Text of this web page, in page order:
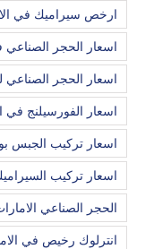
ارخص سيراميك في
اسعار الحجر الصناعي
اسعار الحجر الصناعي
اسعار الفورسيلنج في
اسعار تركيب الجبس
اسعار تركيب
الحجر الصناعي
انترلوك رخيص في